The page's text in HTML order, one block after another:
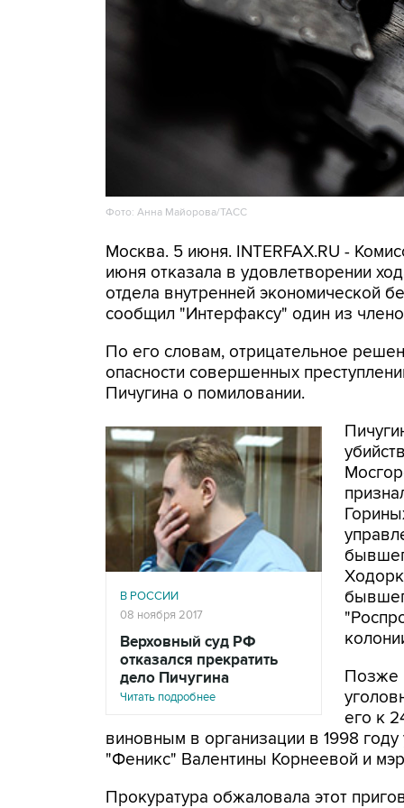
Фото: Анна Майорова/ТАСС
Москва. 5 июня. INTERFAX.RU -
июня отказала в удовлетворении
отдела внутренней экономической
сообщил "Интерфаксу" один из
По его словам, отрицательное
опасности совершенных
Пичугина о помиловании.
В РОССИИ
08 ноября 2017
Верховный суд РФ
отказался прекратить
дело Пичугина
Читать подробнее
Позже
его к
виновным в организации в 1998
"Феникс" Валентины Корнеевой и
Прокуратура обжаловала этот